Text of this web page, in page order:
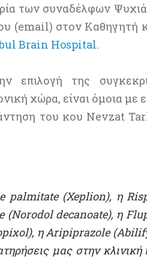
των συναδέλφων
(email) στον
Brain Hospital.
της
χώρα, είναι όμοια με
του κου Nevzat
palmitate (Xeplion), η
decanoate), η
η Aripiprazole
μας στην